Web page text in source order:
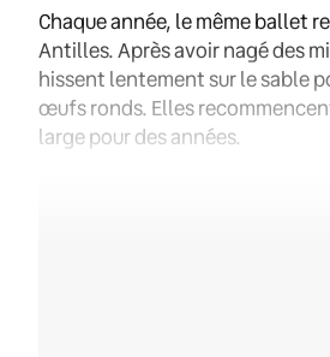
Chaque année, le même ballet
Antilles. Après avoir nagé des
hissent lentement sur le sable
œufs ronds. Elles
large pour des années.